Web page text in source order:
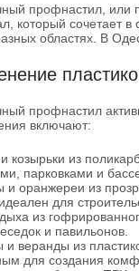
профнастил, или
который сочетает в
областях. В
профнастил
включают:
козырьки из
парковками и
и оранжереи из
для
из
и павильонов.
и веранды из
для создания